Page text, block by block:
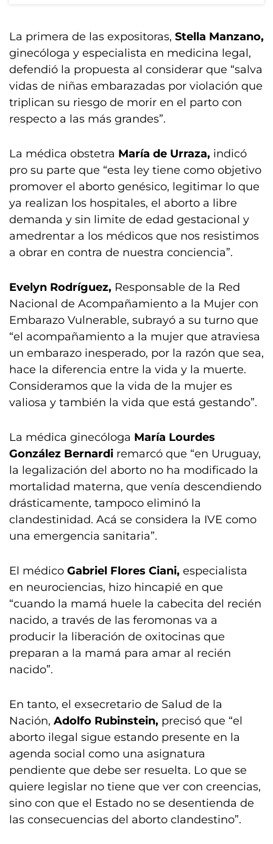
La primera de las expositoras, Stella Manzano,
ginecóloga y especialista en medicina legal,
defendió la propuesta al considerar que “salva
vidas de niñas embarazadas por violación que
triplican su riesgo de morir en el parto con
respecto a las más grandes”.
La médica obstetra María de Urraza, indicó
pro su parte que “esta ley tiene como objetivo
promover el aborto genésico, legitimar lo que
ya realizan los hospitales, el aborto a libre
demanda y sin limite de edad gestacional y
amedrentar a los médicos que nos resistimos
a obrar en contra de nuestra conciencia”.
Evelyn Rodríguez, Responsable de la Red
Nacional de Acompañamiento a la Mujer con
Embarazo Vulnerable, subrayó a su turno que
“el acompañamiento a la mujer que atraviesa
un embarazo inesperado, por la razón que sea,
hace la diferencia entre la vida y la muerte.
Consideramos que la vida de la mujer es
valiosa y también la vida que está gestando”.
La médica ginecóloga María Lourdes
González Bernardi remarcó que “en Uruguay,
la legalización del aborto no ha modificado la
mortalidad materna, que venía descendiendo
drásticamente, tampoco eliminó la
clandestinidad. Acá se considera la IVE como
una emergencia sanitaria”.
El médico Gabriel Flores Ciani, especialista
en neurociencias, hizo hincapié en que
“cuando la mamá huele la cabecita del recién
nacido, a través de las feromonas va a
producir la liberación de oxitocinas que
preparan a la mamá para amar al recién
nacido”.
En tanto, el exsecretario de Salud de la
Nación, Adolfo Rubinstein, precisó que “el
aborto ilegal sigue estando presente en la
agenda social como una asignatura
pendiente que debe ser resuelta. Lo que se
quiere legislar no tiene que ver con creencias,
sino con que el Estado no se desentienda de
las consecuencias del aborto clandestino”.